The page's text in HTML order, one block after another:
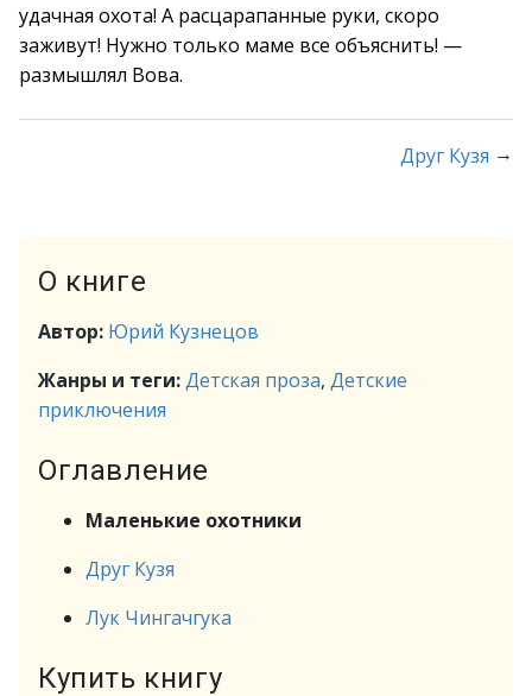
удачная охота! А расцарапанные руки, скоро
заживут! Нужно только маме все объяснить! —
размышлял Вова.
Друг Кузя →
О книге
Автор: Юрий Кузнецов
Жанры и теги:Детская проза, Детские
приключения
Оглавление
Маленькие охотники
Друг Кузя
Лук Чингачгука
Купить книгу